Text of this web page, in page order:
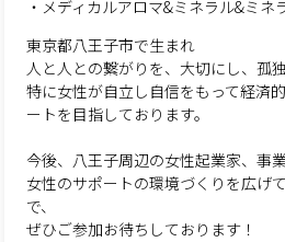
・メディカルアロマ&ミネラル&ミネ
東京都八王子市で生まれ
人と人との繋がりを、大切にし、孤
特に女性が自立し自信をもって経済
ートを目指しております。
今後、八王子周辺の女性起業家、事業
女性のサポートの環境づくりを広げ
で、
ぜひご参加お待ちしております！